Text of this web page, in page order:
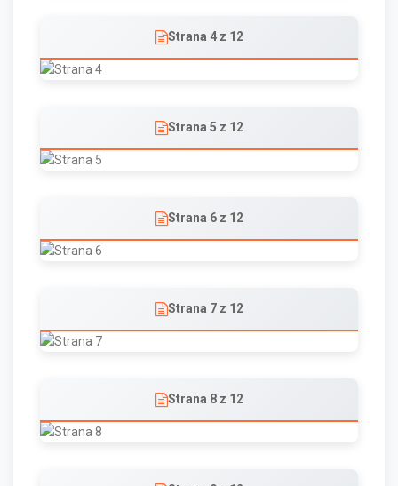
Strana 4 z 12
Strana 5 z 12
Strana 6 z 12
Strana 7 z 12
Strana 8 z 12